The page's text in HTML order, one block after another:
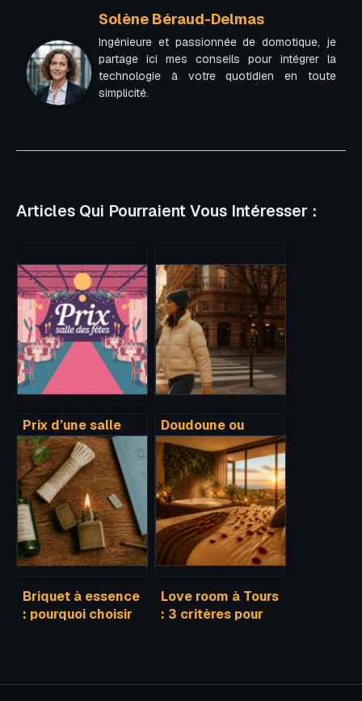
Solène Béraud-Delmas
Ingénieure et passionnée de domotique, je
partage ici mes conseils pour intégrer la
technologie à votre quotidien en toute
simplicité.
Articles Qui Pourraient Vous Intéresser :
Prix d’une salle
des fêtes :
combien prévoir
et comment bien
choisir
Doudoune ou
veste matelassée
: comment choisir
le modèle idéal
pour allier chaleur,
style et
morphologie ?
Briquet à essence
: pourquoi choisir
Love room à Tours
: 3 critères pour